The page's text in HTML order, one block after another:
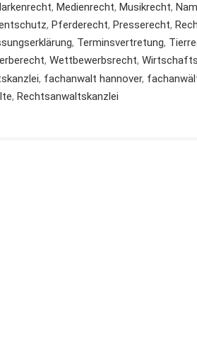
, Medienrecht, Musikrecht,
, Pferderecht, Presserecht,
, Terminsvertretung,
, Wettbewerbsrecht,
, fachanwalt hannover,
, Rechtsanwaltskanzlei